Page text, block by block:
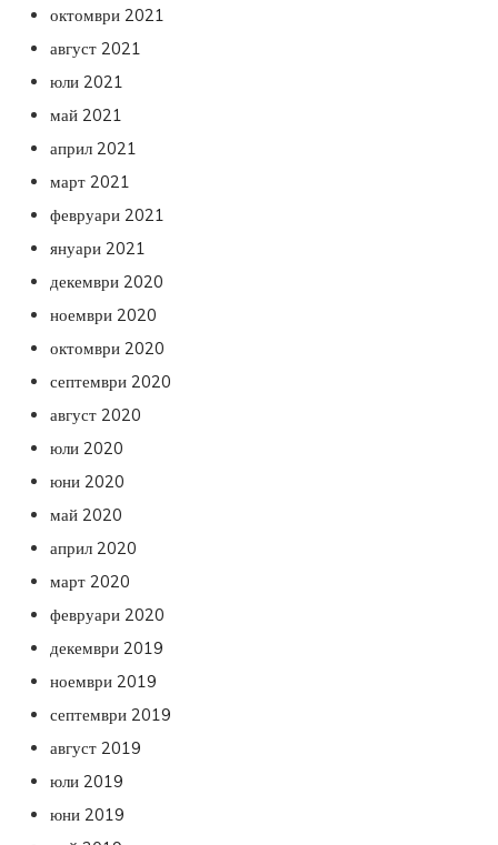
октомври 2021
август 2021
юли 2021
май 2021
април 2021
март 2021
февруари 2021
януари 2021
декември 2020
ноември 2020
октомври 2020
септември 2020
август 2020
юли 2020
юни 2020
май 2020
април 2020
март 2020
февруари 2020
декември 2019
ноември 2019
септември 2019
август 2019
юли 2019
юни 2019